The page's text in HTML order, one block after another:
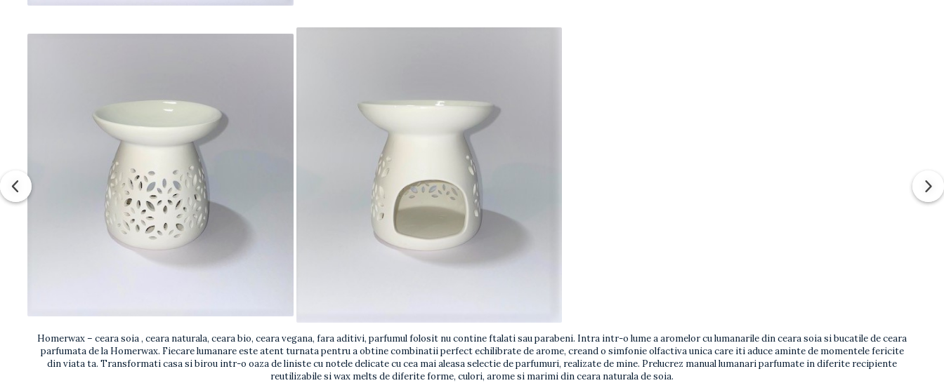
Homerwax – ceara soia , ceara naturala, ceara bio, ceara vegana, fara aditivi, parfumul folosit nu contine ftalati sau parabeni. Intra intr-o lume a aromelor cu lumanarile din ceara soia si bucatile de ceara
parfumata de la Homerwax. Fiecare lumanare este atent turnata pentru a obtine combinatii perfect echilibrate de arome, creand o simfonie olfactiva unica care iti aduce aminte de momentele fericite
din viata ta. Transformati casa si birou intr-o oaza de liniste cu notele delicate cu cea mai aleasa selectie de parfumuri, realizate de mine. Prelucrez manual lumanari parfumate in diferite recipiente
reutilizabile si wax melts de diferite forme, culori, arome si marimi din ceara naturala de soia.